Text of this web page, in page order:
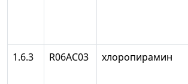
1.6.3 R06AC03 хлоропирамин